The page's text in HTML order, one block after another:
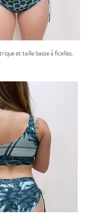
et taille basse à ficelles.